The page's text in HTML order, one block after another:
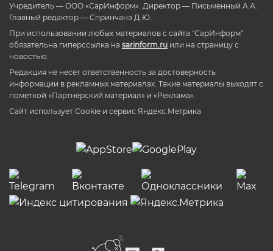
Учредитель — ООО «СарИнформ». Директор — Письменный А.А.
Главный редактор — Спринчанэ Д.Ю.
При использовании любых материалов с сайта "СарИнформ"
обязательна гиперссылка на sarinform.ru или на страницу с
новостью.
Редакция не несет ответственность за достоверность
информации в рекламных материалах. Такие материалы выходят с
пометкой «Партнёрский материал» и «Реклама».
Сайт использует Cookie и сервиc Яндекс.Метрика